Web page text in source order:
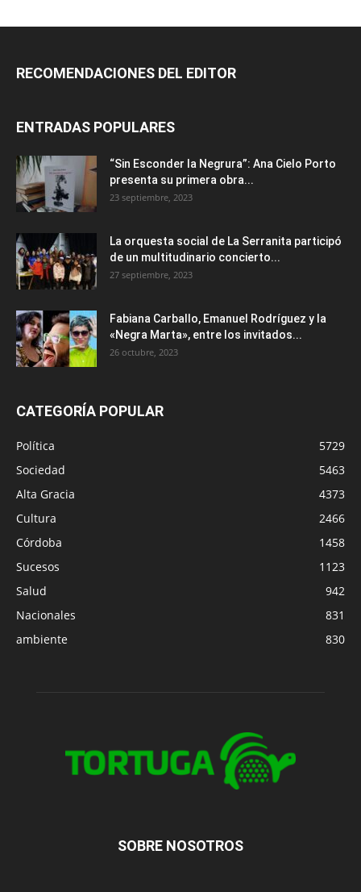
RECOMENDACIONES DEL EDITOR
ENTRADAS POPULARES
“Sin Esconder la Negrura”: Ana Cielo Porto
presenta su primera obra...
23 septiembre, 2023
La orquesta social de La Serranita participó
de un multitudinario concierto...
27 septiembre, 2023
Fabiana Carballo, Emanuel Rodríguez y la
«Negra Marta», entre los invitados...
26 octubre, 2023
CATEGORÍA POPULAR
Política
5729
Sociedad
5463
Alta Gracia
4373
Cultura
2466
Córdoba
1458
Sucesos
1123
Salud
942
Nacionales
831
ambiente
830
SOBRE NOSOTROS